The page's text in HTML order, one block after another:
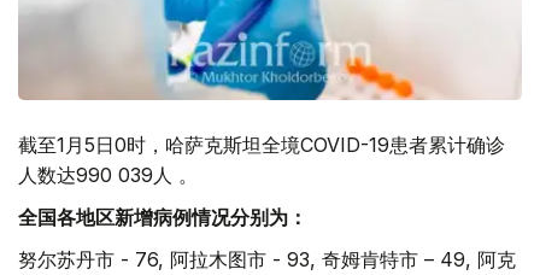
截至1月5日0时，哈萨克斯坦全境COVID-19患者累计确诊
人数达990 039人 。
全国各地区新增病例情况分别为：
努尔苏丹市 - 76, 阿拉木图市 - 93, 奇姆肯特市 – 49, 阿克